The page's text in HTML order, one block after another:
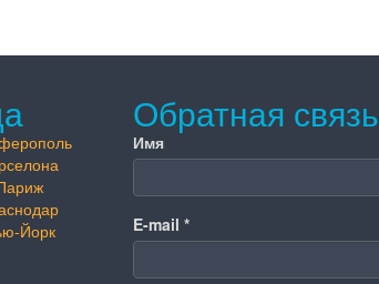
Йорк
Обратная связь
Имя
E-mail *